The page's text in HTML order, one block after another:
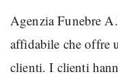
Agenzia Funebre
affidabile che offre
clienti. I clienti